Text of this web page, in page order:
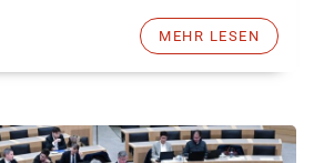
MEHR LESEN